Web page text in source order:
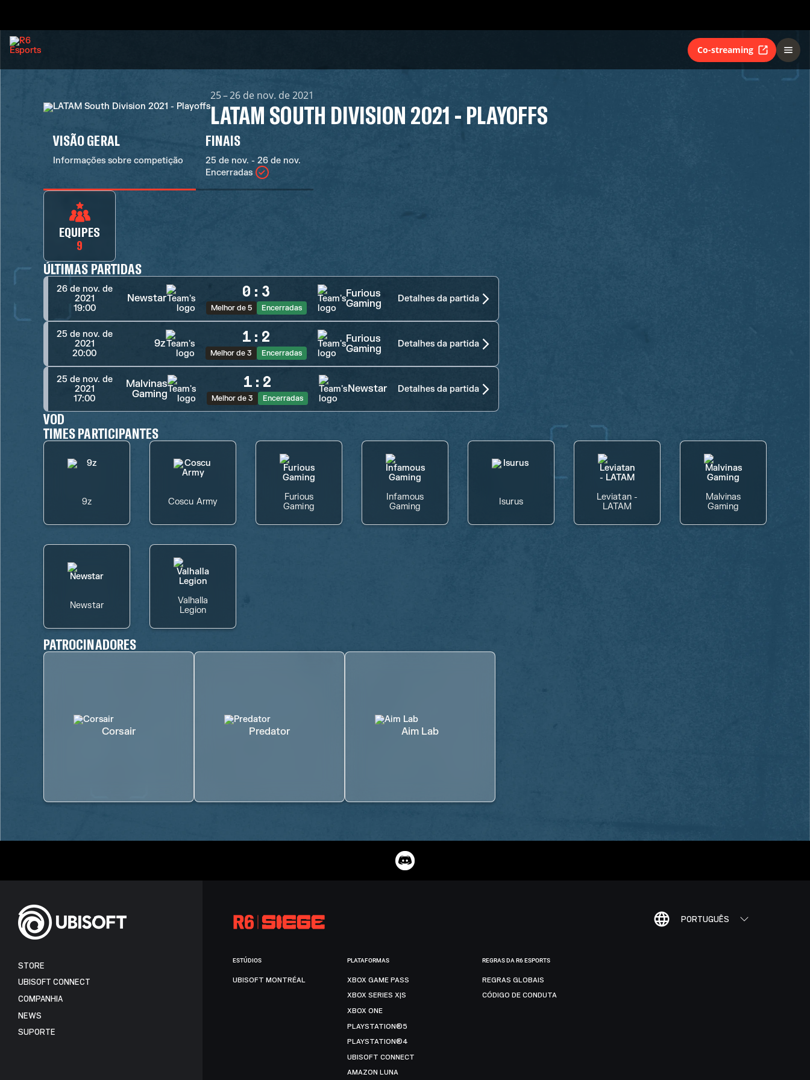
Co-streaming
25 – 26 de nov. de 2021
LATAM SOUTH DIVISION 2021 - PLAYOFFS
VISÃO GERAL
Informações sobre competição
FINAIS
25 de nov. - 26 de nov.
Encerradas
EQUIPES
9
ÚLTIMAS PARTIDAS
26 de nov. de
2021
19:00
Newstar 0 : 3
Melhor de 5 Encerradas
Furious
Gaming
Detalhes da partida
25 de nov. de
2021
20:00
9z 1 : 2
Melhor de 3 Encerradas
Furious
Gaming
Detalhes da partida
25 de nov. de
2021
17:00
Malvinas
Gaming
1 : 2
Melhor de 3 Encerradas
Newstar Detalhes da partida
VOD
TIMES PARTICIPANTES
9z Coscu Army
Furious
Gaming
Infamous
Gaming
Isurus
Leviatan -
LATAM
Malvinas
Gaming
Newstar
Valhalla
Legion
PATROCINADORES
Corsair Predator Aim Lab
PORTUGUÊS
STORE
UBISOFT CONNECT
COMPANHIA
NEWS
SUPORTE
ESTÚDIOS
UBISOFT MONTRÉAL
PLATAFORMAS
XBOX GAME PASS
XBOX SERIES X|S
XBOX ONE
PLAYSTATION®5
PLAYSTATION®4
UBISOFT CONNECT
AMAZON LUNA
REGRAS DA R6 ESPORTS
REGRAS GLOBAIS
CÓDIGO DE CONDUTA